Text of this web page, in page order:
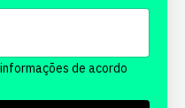
de acordo